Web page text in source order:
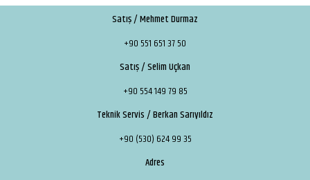
Satış / Mehmet Durmaz
+90 551 651 37 50
Satış / Selim Uçkan
+90 554 149 79 85
Teknik Servis / Berkan Sarıyıldız
+90 (530) 624 99 35
Adres